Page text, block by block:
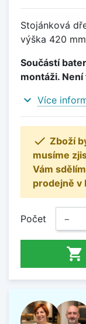
Stojánková
výška 420
Součástí
montáži.
expand_more Více
 Zboží
musíme
Vám
prodejně v
Počet −
